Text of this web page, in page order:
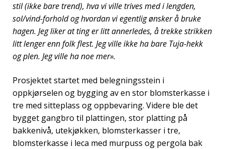
stil (ikke bare trend), hva vi ville trives med i lengden,
sol/vind-forhold og hvordan vi egentlig ønsker å bruke
hagen. Jeg liker at ting er litt annerledes, å trekke strikken
litt lenger enn folk flest. Jeg ville ikke ha bare Tuja-hekk
og plen. Jeg ville ha noe mer».
Prosjektet startet med belegningsstein i
oppkjørselen og bygging av en stor blomsterkasse i
tre med sitteplass og oppbevaring. Videre ble det
bygget gangbro til plattingen, stor platting på
bakkenivå, utekjøkken, blomsterkasser i tre,
blomsterkasse i leca med murpuss og pergola bak